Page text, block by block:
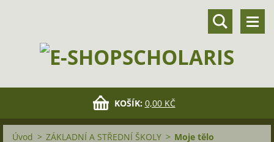
KOŠÍK: 0,00 KČ
Úvod > ZÁKLADNÍ A STŘEDNÍ ŠKOLY > Moje tělo